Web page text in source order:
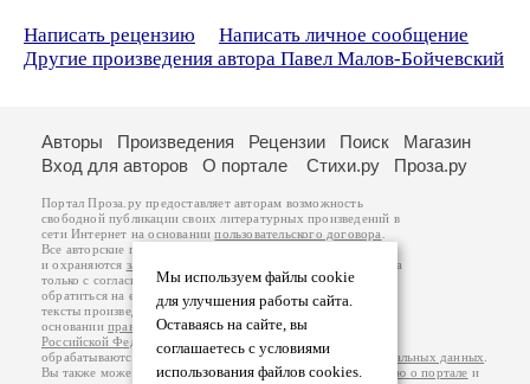
Написать рецензию
Написать личное сообщение
Другие произведения автора Павел Малов-Бойчевский
Мы используем файлы cookie
для улучшения работы сайта.
Оставаясь на сайте, вы
соглашаетесь с условиями
использования файлов cookies.
Авторы Произведения Рецензии Поиск
Магазин
Вход для авторов
О портале Стихи.ру Проза.ру
Портал Проза.ру предоставляет авторам возможность
свободной публикации своих литературных произведений в
сети Интернет на основаниипользовательского договора
Все авторские права на произведения принадлежат авторам
и охраняются законом
. Перепечатка произведений возможна
только с согласия его автора, к которому вы можете
обратиться на его авторской странице. Ответственность за
тексты произведений авторы несут самостоятельно на
основанииправил публикацииизаконодательства
Российской Федерации
обрабатываются на основанииПолитики обработки персональных данных
Вы также можете посмотреть более подробнуюинформацию о портале и